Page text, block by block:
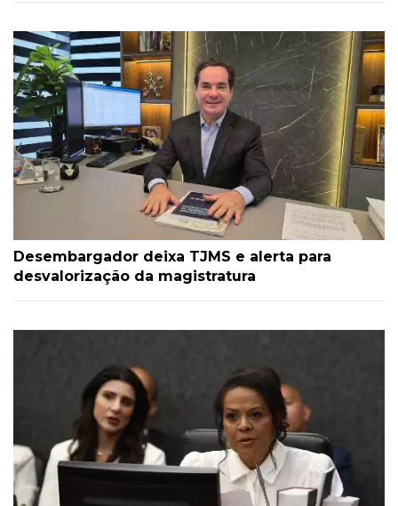
Desembargador deixa TJMS e alerta para
desvalorização da magistratura